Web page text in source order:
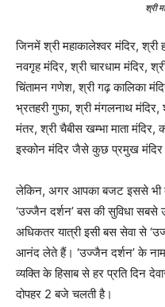
श्री
जिनमें श्री महाकालेश्वर मंदिर, श्री
नवगृह मंदिर, श्री चारधाम मंदिर,
चिंतामन गणेश, श्री गढ़ कालिका
भ्रतहरी गुफा, श्री मंगलनाथ
मंतर, श्री चैबीस खम्भा माता मंदिर,
इस्कोन मंदिर जैसे कुछ प्रमुख
लेकिन, अगर आपका बजट इससे भी
‘उज्जैन दर्शन’ बस की सुविधा सबसे
अधिकतर यात्री इसी बस सेवा से
आनंद लेते हैं। ‘उज्जैन दर्शन’ के
व्यक्ति के हिसाब से हर प्रति दिन
दोपहर 2 बजे चलती है।